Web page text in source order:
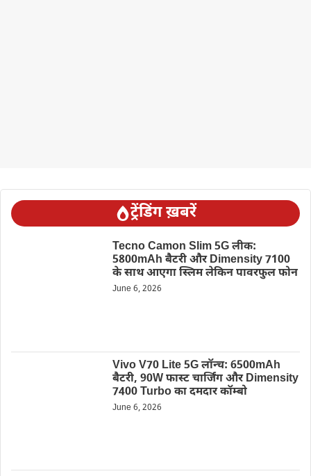
ट्रेंडिंग ख़बरें
Tecno Camon Slim 5G लीक:
5800mAh बैटरी और Dimensity 7100
के साथ आएगा स्लिम लेकिन पावरफुल फोन
June 6, 2026
Vivo V70 Lite 5G लॉन्च: 6500mAh
बैटरी, 90W फास्ट चार्जिंग और Dimensity
7400 Turbo का दमदार कॉम्बो
June 6, 2026